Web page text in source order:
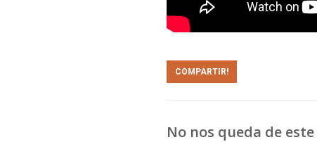
COMPARTIR!
No nos queda de